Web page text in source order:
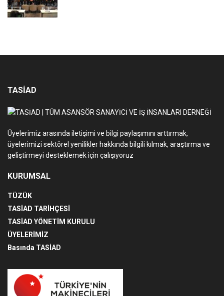
TASİAD
Üyelerimiz arasında iletişimi ve bilgi paylaşımını arttırmak,
üyelerimizi sektörel yenilikler hakkında bilgili kılmak, araştırma ve
geliştirmeyi desteklemek için çalışıyoruz
KURUMSAL
TÜZÜK
TASİAD TARİHÇESİ
TASİAD YÖNETİM KURULU
ÜYELERİMİZ
Basında TASİAD